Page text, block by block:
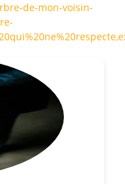
de-mon-voisin-